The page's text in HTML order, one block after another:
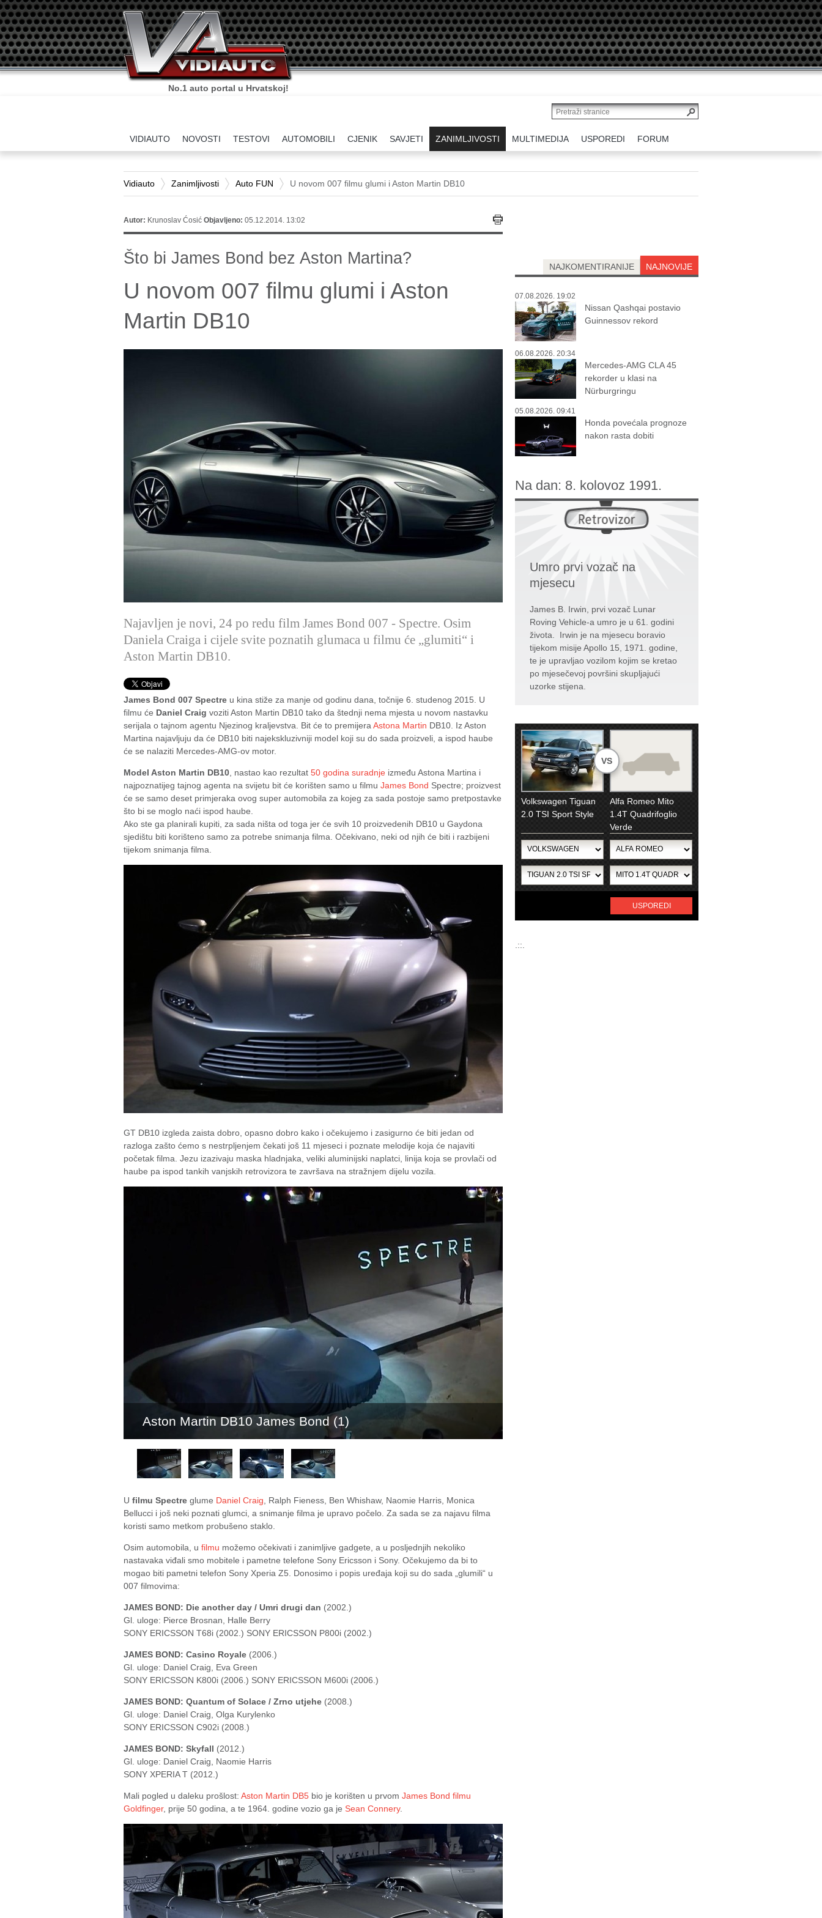
No.1 auto portal u Hrvatskoj!
VIDIAUTO NOVOSTI TESTOVI AUTOMOBILI CJENIK SAVJETI ZANIMLJIVOSTI MULTIMEDIJA USPOREDI FORUM
Vidiauto Zanimljivosti Auto FUN U novom 007 filmu glumi i Aston Martin DB10
Autor: Krunoslav Ćosić Objavljeno: 05.12.2014. 13:02
Što bi James Bond bez Aston Martina?
U novom 007 filmu glumi i Aston
Martin DB10
Najavljen je novi, 24 po redu film James Bond 007 - Spectre. Osim
Daniela Craiga i cijele svite poznatih glumaca u filmu će „glumiti“ i
Aston Martin DB10.
James Bond 007 Spectre u kina stiže za manje od godinu dana, točnije 6. studenog 2015. U
filmu će Daniel Craig voziti Aston Martin DB10 tako da štednji nema mjesta u novom nastavku
serijala o tajnom agentu Njezinog kraljevstva. Bit će to premijera Astona Martin DB10. Iz Aston
Martina najavljuju da će DB10 biti najekskluzivniji model koji su do sada proizveli, a ispod haube
će se nalaziti Mercedes-AMG-ov motor.
Model Aston Martin DB10 , nastao kao rezultat 50 godina suradnje između Astona Martina i
najpoznatijeg tajnog agenta na svijetu bit će korišten samo u filmu James Bond Spectre; proizvest
će se samo deset primjeraka ovog super automobila za kojeg za sada postoje samo pretpostavke
što bi se moglo naći ispod haube.
Ako ste ga planirali kupiti, za sada ništa od toga jer će svih 10 proizvedenih DB10 u Gaydona
sjedištu biti korišteno samo za potrebe snimanja filma. Očekivano, neki od njih će biti i razbijeni
tijekom snimanja filma.
GT DB10 izgleda zaista dobro, opasno dobro kako i očekujemo i zasigurno će biti jedan od
razloga zašto ćemo s nestrpljenjem čekati još 11 mjeseci i poznate melodije koja će najaviti
početak filma. Jezu izazivaju maska hladnjaka, veliki aluminijski naplatci, linija koja se provlači od
haube pa ispod tankih vanjskih retrovizora te završava na stražnjem dijelu vozila.
Aston Martin DB10 James Bond (1)
U filmu Spectre glume Daniel Craig , Ralph Fieness, Ben Whishaw, Naomie Harris, Monica
Bellucci i još neki poznati glumci, a snimanje filma je upravo počelo. Za sada se za najavu filma
koristi samo metkom probušeno staklo.
Osim automobila, u filmu možemo očekivati i zanimljive gadgete, a u posljednjih nekoliko
nastavaka viđali smo mobitele i pametne telefone Sony Ericsson i Sony. Očekujemo da bi to
mogao biti pametni telefon Sony Xperia Z5. Donosimo i popis uređaja koji su do sada „glumili“ u
007 filmovima:
JAMES BOND: Die another day / Umri drugi dan (2002.)
Gl. uloge: Pierce Brosnan, Halle Berry
SONY ERICSSON T68i (2002.) SONY ERICSSON P800i (2002.)
JAMES BOND: Casino Royale (2006.)
Gl. uloge: Daniel Craig, Eva Green
SONY ERICSSON K800i (2006.) SONY ERICSSON M600i (2006.)
JAMES BOND: Quantum of Solace / Zrno utjehe (2008.)
Gl. uloge: Daniel Craig, Olga Kurylenko
SONY ERICSSON C902i (2008.)
JAMES BOND: Skyfall (2012.)
Gl. uloge: Daniel Craig, Naomie Harris
SONY XPERIA T (2012.)
Mali pogled u daleku prošlost: Aston Martin DB5 bio je korišten u prvom James Bond filmu
Goldfinger, prije 50 godina, a te 1964. godine vozio ga je Sean Connery.
NAJNOVIJE
NAJKOMENTIRANIJE
07.08.2026. 19:02
Nissan Qashqai postavio
Guinnessov rekord
06.08.2026. 20:34
Mercedes-AMG CLA 45
rekorder u klasi na
Nürburgringu
05.08.2026. 09:41
Honda povećala prognoze
nakon rasta dobiti
Na dan: 8. kolovoz 1991.
Umro prvi vozač na
mjesecu
James B. Irwin, prvi vozač Lunar
Roving Vehicle-a umro je u 61. godini
života. Irwin je na mjesecu boravio
tijekom misije Apollo 15, 1971. godine,
te je upravljao vozilom kojim se kretao
po mjesečevoj površini skupljajući
uzorke stijena.
VS
Volkswagen Tiguan
2.0 TSI Sport Style
Alfa Romeo Mito
1.4T Quadrifoglio
Verde
USPOREDI
.::.